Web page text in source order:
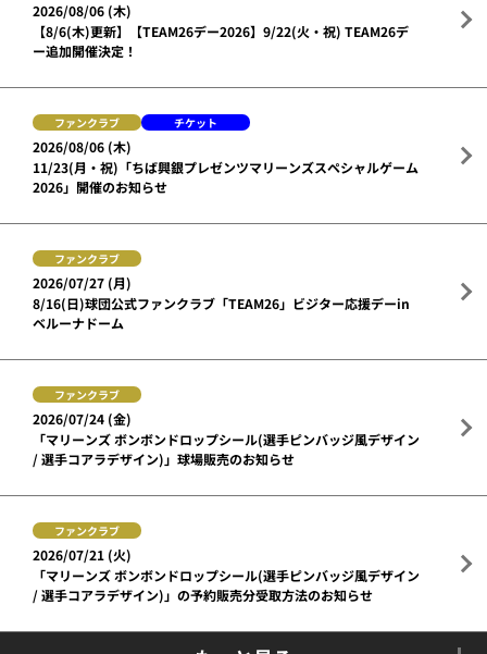
2026/08/06 (木)
【8/6(木)更新】【TEAM26デー2026】9/22(火・祝) TEAM26デ
ー追加開催決定！
ファンクラブ チケット
2026/08/06 (木)
11/23(月・祝)「ちば興銀プレゼンツマリーンズスペシャルゲーム
2026」開催のお知らせ
ファンクラブ
2026/07/27 (月)
8/16(日)球団公式ファンクラブ「TEAM26」ビジター応援デーin
ベルーナドーム
ファンクラブ
2026/07/24 (金)
「マリーンズ ボンボンドロップシール(選手ピンバッジ風デザイン
/ 選手コアラデザイン)」球場販売のお知らせ
ファンクラブ
2026/07/21 (火)
「マリーンズ ボンボンドロップシール(選手ピンバッジ風デザイン
/ 選手コアラデザイン)」の予約販売分受取方法のお知らせ